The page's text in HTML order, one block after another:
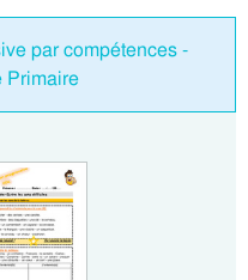
par compétences -
Primaire